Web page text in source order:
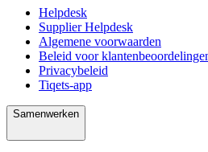
Helpdesk
Supplier Helpdesk
Algemene voorwaarden
Beleid voor
Privacybeleid
Tiqets-app
Samenwerken